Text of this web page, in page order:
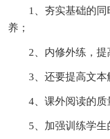
1、夯实基础的同
养；
2、内修外练，提
3、还要提高文本
4、课外阅读的质
5、加强训练学生